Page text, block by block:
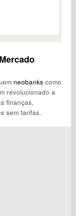
neobanks como
revolucionado a
finanças,
sem tarifas.